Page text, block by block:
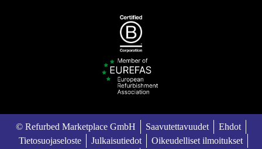
© Refurbed Marketplace GmbH Saavutettavuudet
Ehdot
Tietosuojaseloste
Julkaisutiedot Oikeudelliset ilmoitukset